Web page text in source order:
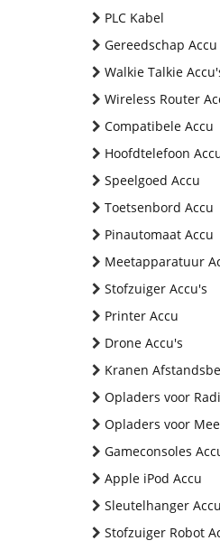
PLC Kabel
Gereedschap Accu
Walkie Talkie
Wireless Router
Compatibele Accu
Hoofdtelefoon
Speelgoed Accu
Toetsenbord Accu
Pinautomaat Accu
Meetapparatuur
Stofzuiger Accu's
Printer Accu
Drone Accu's
Kranen
Opladers voor
Opladers voor
Gameconsoles
Apple iPod Accu
Sleutelhanger Accu
Stofzuiger Robot